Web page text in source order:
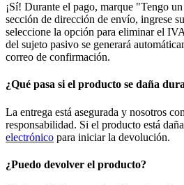
¡Sí! Durante el pago, marque "Tengo
sección de dirección de envío, ingrese
seleccione la opción para eliminar el
del sujeto pasivo se generará
correo de confirmación.
¿Qué pasa si el producto se daña
La entrega está asegurada y nosotros
responsabilidad. Si el producto está
electrónico para iniciar la devolución.
¿Puedo devolver el producto?